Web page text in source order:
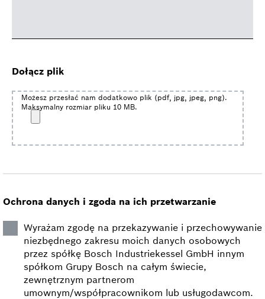
Dołącz plik
Możesz przesłać nam dodatkowo plik (pdf, jpg, jpeg, png).
Maksymalny rozmiar pliku 10 MB.
Ochrona danych i zgoda na ich przetwarzanie
Wyrażam zgodę na przekazywanie i przechowywanie
niezbędnego zakresu moich danych osobowych
przez spółkę Bosch Industriekessel GmbH innym
spółkom Grupy Bosch na całym świecie,
zewnętrznym partnerom
umownym/współpracownikom lub usługodawcom.